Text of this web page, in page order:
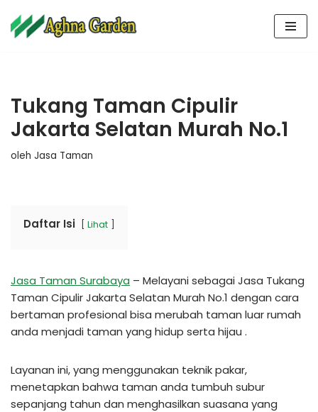
Lompat
Tukang Taman Cipulir
Jakarta Selatan Murah No.1
oleh Jasa Taman
Daftar Isi Lihat
Jasa Taman Surabaya – Melayani sebagai Jasa Tukang
Taman Cipulir Jakarta Selatan Murah No.1 dengan cara
bertaman profesional bisa merubah taman luar rumah
anda menjadi taman yang hidup serta hijau .
Layanan ini, yang menggunakan teknik pakar,
menetapkan bahwa taman anda tumbuh subur
sepanjang tahun dan menghasilkan suasana yang